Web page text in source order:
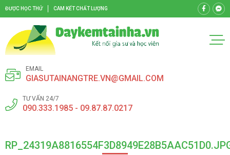
ĐƯỢC HỌC THỬ CAM KẾT CHẤT LƯỢNG
EMAIL
GIASUTAINANGTRE.VN@GMAIL.COM
TƯ VẤN 24/7
090.333.1985 - 09.87.87.0217